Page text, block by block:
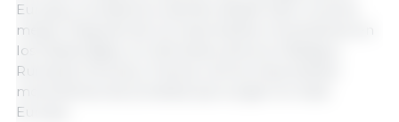
Europa y la estamos viviendo desde hace muchos
meses. Después de los importantes movimientos en
los Países Bajos, en Alemania, ahora en Bélgica,
Rumania, Polonia y Francia, vemos importantes
movimientos de protesta que surgen en toda
Europa.